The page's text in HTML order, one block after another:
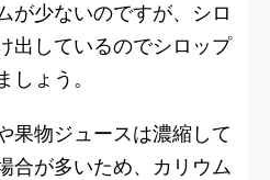
が少ないのですが、シロ
出しているのでシロップ
しょう。
果物ジュースは濃縮して
合が多いため、カリウム